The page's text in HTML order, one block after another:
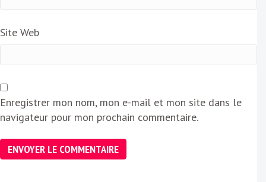
Site Web
Enregistrer mon nom, mon e-mail et mon site dans le
navigateur pour mon prochain commentaire.